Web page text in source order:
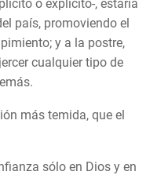
o explícito-, estaría
país, promoviendo el
y a la postre,
cualquier tipo de
más temida, que el
sólo en Dios y en